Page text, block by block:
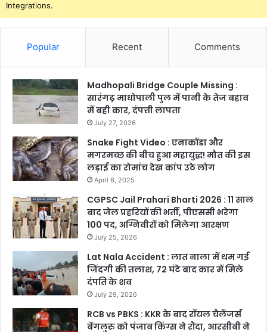
Integrations.
Popular Recent Comments
Madhopali Bridge Couple Missing :
सारंगढ़ माधोपाली पुल में पानी के तेज बहाव
में बही कार, दंपत्ती लापता
July 27, 2026
Snake Fight Video : एनाकोंडा और
मगरमच्छ की बीच हुआ महायुद्ध! मौत की इस
लड़ाई का रोमांच देख कांप उठे लोग
April 6, 2025
CGPSC Jail Prahari Bharti 2026 : 11 साल
बाद जेल प्रहरियों की भर्ती, पीएससी भरेगा
100 पद, अग्निवीरों को मिलेगा आरक्षण
July 25, 2026
Lat Nala Accident : लात नाला में थम गई
जिंदगी की तलाश, 72 घंटे बाद कार में मिले
दंपति के शव
July 29, 2026
RCB vs PBKS : KKR के बाद रॉयल चैलेंजर्स
बेंगलुरु को पंजाब किंग्स ने रौंदा, आरसीबी ने